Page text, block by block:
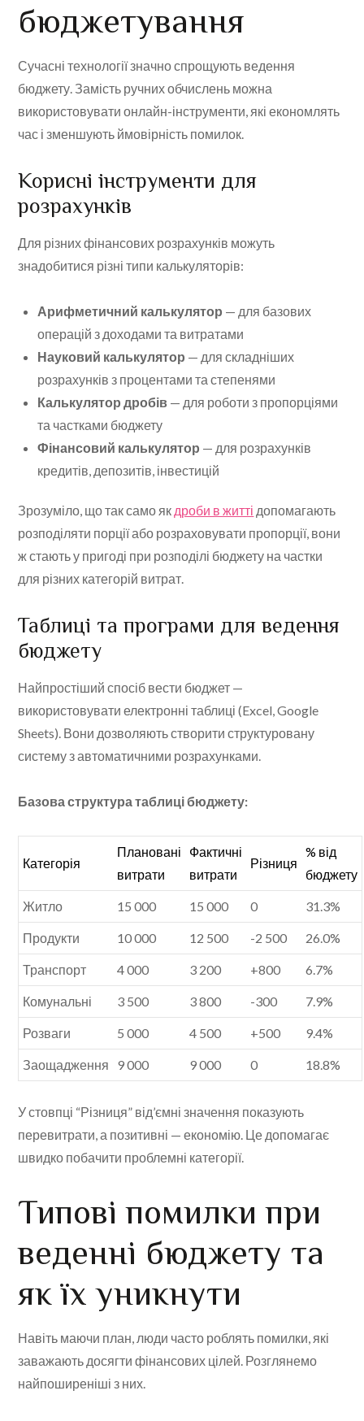
бюджетування
Сучасні технології значно спрощують ведення
бюджету. Замість ручних обчислень можна
використовувати онлайн-інструменти, які економлять
час і зменшують ймовірність помилок.
Корисні інструменти для
розрахунків
Для різних фінансових розрахунків можуть
знадобитися різні типи калькуляторів:
Арифметичний калькулятор — для базових
операцій з доходами та витратами
Науковий калькулятор — для складніших
розрахунків з процентами та степенями
Калькулятор дробів — для роботи з пропорціями
та частками бюджету
Фінансовий калькулятор — для розрахунків
кредитів, депозитів, інвестицій
Зрозуміло, що так само як дроби в житті допомагають
розподіляти порції або розраховувати пропорції, вони
ж стають у пригоді при розподілі бюджету на частки
для різних категорій витрат.
Таблиці та програми для ведення
бюджету
Найпростіший спосіб вести бюджет —
використовувати електронні таблиці (Excel, Google
Sheets). Вони дозволяють створити структуровану
систему з автоматичними розрахунками.
Базова структура таблиці бюджету:
Категорія
Плановані
витрати
Фактичні
витрати
Різниця
% від
бюджету
Житло 15 000 15 000 0 31.3%
Продукти 10 000 12 500 -2 500 26.0%
Транспорт 4 000 3 200 +800 6.7%
Комунальні 3 500 3 800 -300 7.9%
Розваги 5 000 4 500 +500 9.4%
Заощадження 9 000 9 000 0 18.8%
У стовпці “Різниця” від’ємні значення показують
перевитрати, а позитивні — економію. Це допомагає
швидко побачити проблемні категорії.
Типові помилки при
веденні бюджету та
як їх уникнути
Навіть маючи план, люди часто роблять помилки, які
заважають досягти фінансових цілей. Розглянемо
найпоширеніші з них.